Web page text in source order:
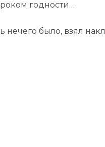
годности…
было, взял